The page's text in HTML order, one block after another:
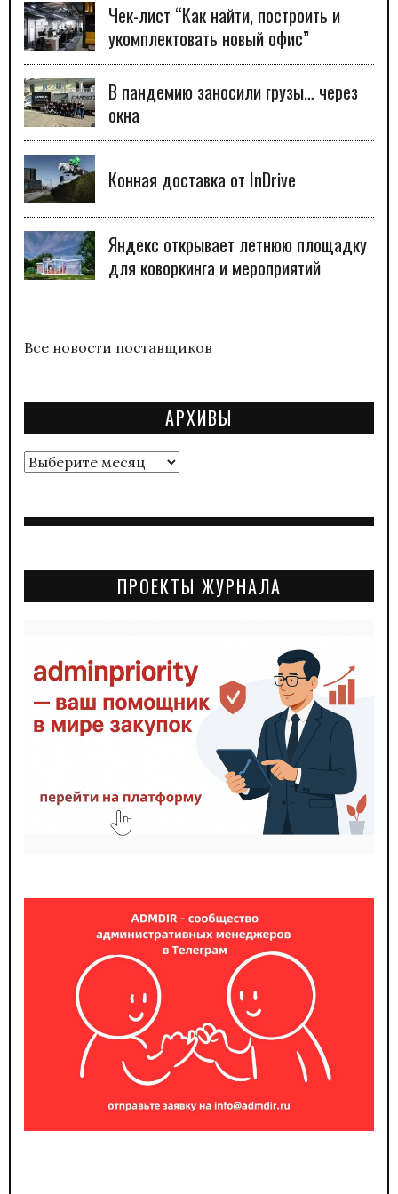
Чек-лист “Как найти, построить и
укомплектовать новый офис”
В пандемию заносили грузы… через
окна
Конная доставка от InDrive
Яндекс открывает летнюю площадку
для коворкинга и мероприятий
Все новости поставщиков
АРХИВЫ
Архивы
ПРОЕКТЫ ЖУРНАЛА